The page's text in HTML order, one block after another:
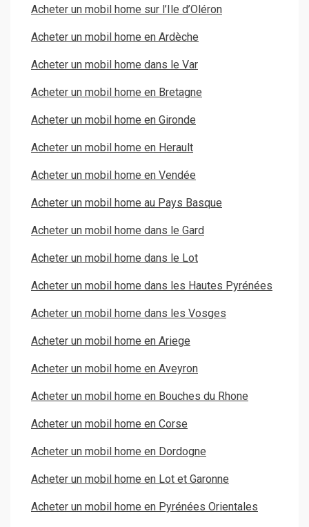
Acheter un mobil home sur l’Ile d’Oléron
Acheter un mobil home en Ardèche
Acheter un mobil home dans le Var
Acheter un mobil home en Bretagne
Acheter un mobil home en Gironde
Acheter un mobil home en Herault
Acheter un mobil home en Vendée
Acheter un mobil home au Pays Basque
Acheter un mobil home dans le Gard
Acheter un mobil home dans le Lot
Acheter un mobil home dans les Hautes Pyrénées
Acheter un mobil home dans les Vosges
Acheter un mobil home en Ariege
Acheter un mobil home en Aveyron
Acheter un mobil home en Bouches du Rhone
Acheter un mobil home en Corse
Acheter un mobil home en Dordogne
Acheter un mobil home en Lot et Garonne
Acheter un mobil home en Pyrénées Orientales